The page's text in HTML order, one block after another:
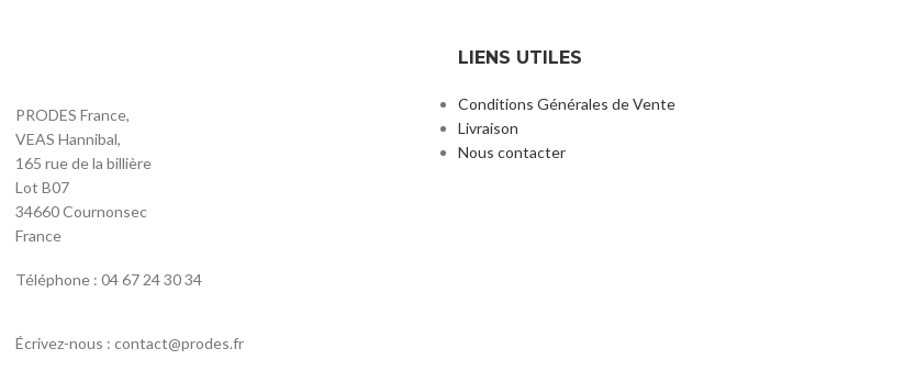
PRODES France,
VEAS Hannibal,
165 rue de la billière
Lot B07
34660 Cournonsec
France
Téléphone : 04 67 24 30 34
Écrivez-nous : contact@prodes.fr
LIENS UTILES
Conditions Générales de Vente
Livraison
Nous contacter